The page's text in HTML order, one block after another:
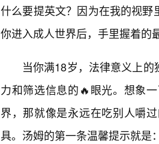
什么要提英文？因为在我的视
你进入成人世界后，手里握着的
当你满18岁，法律意义上
力和筛选信息的🔥眼光。想象
界，那就像是永远在吃别人嚼
具。汤姆的第一条温馨提示就是